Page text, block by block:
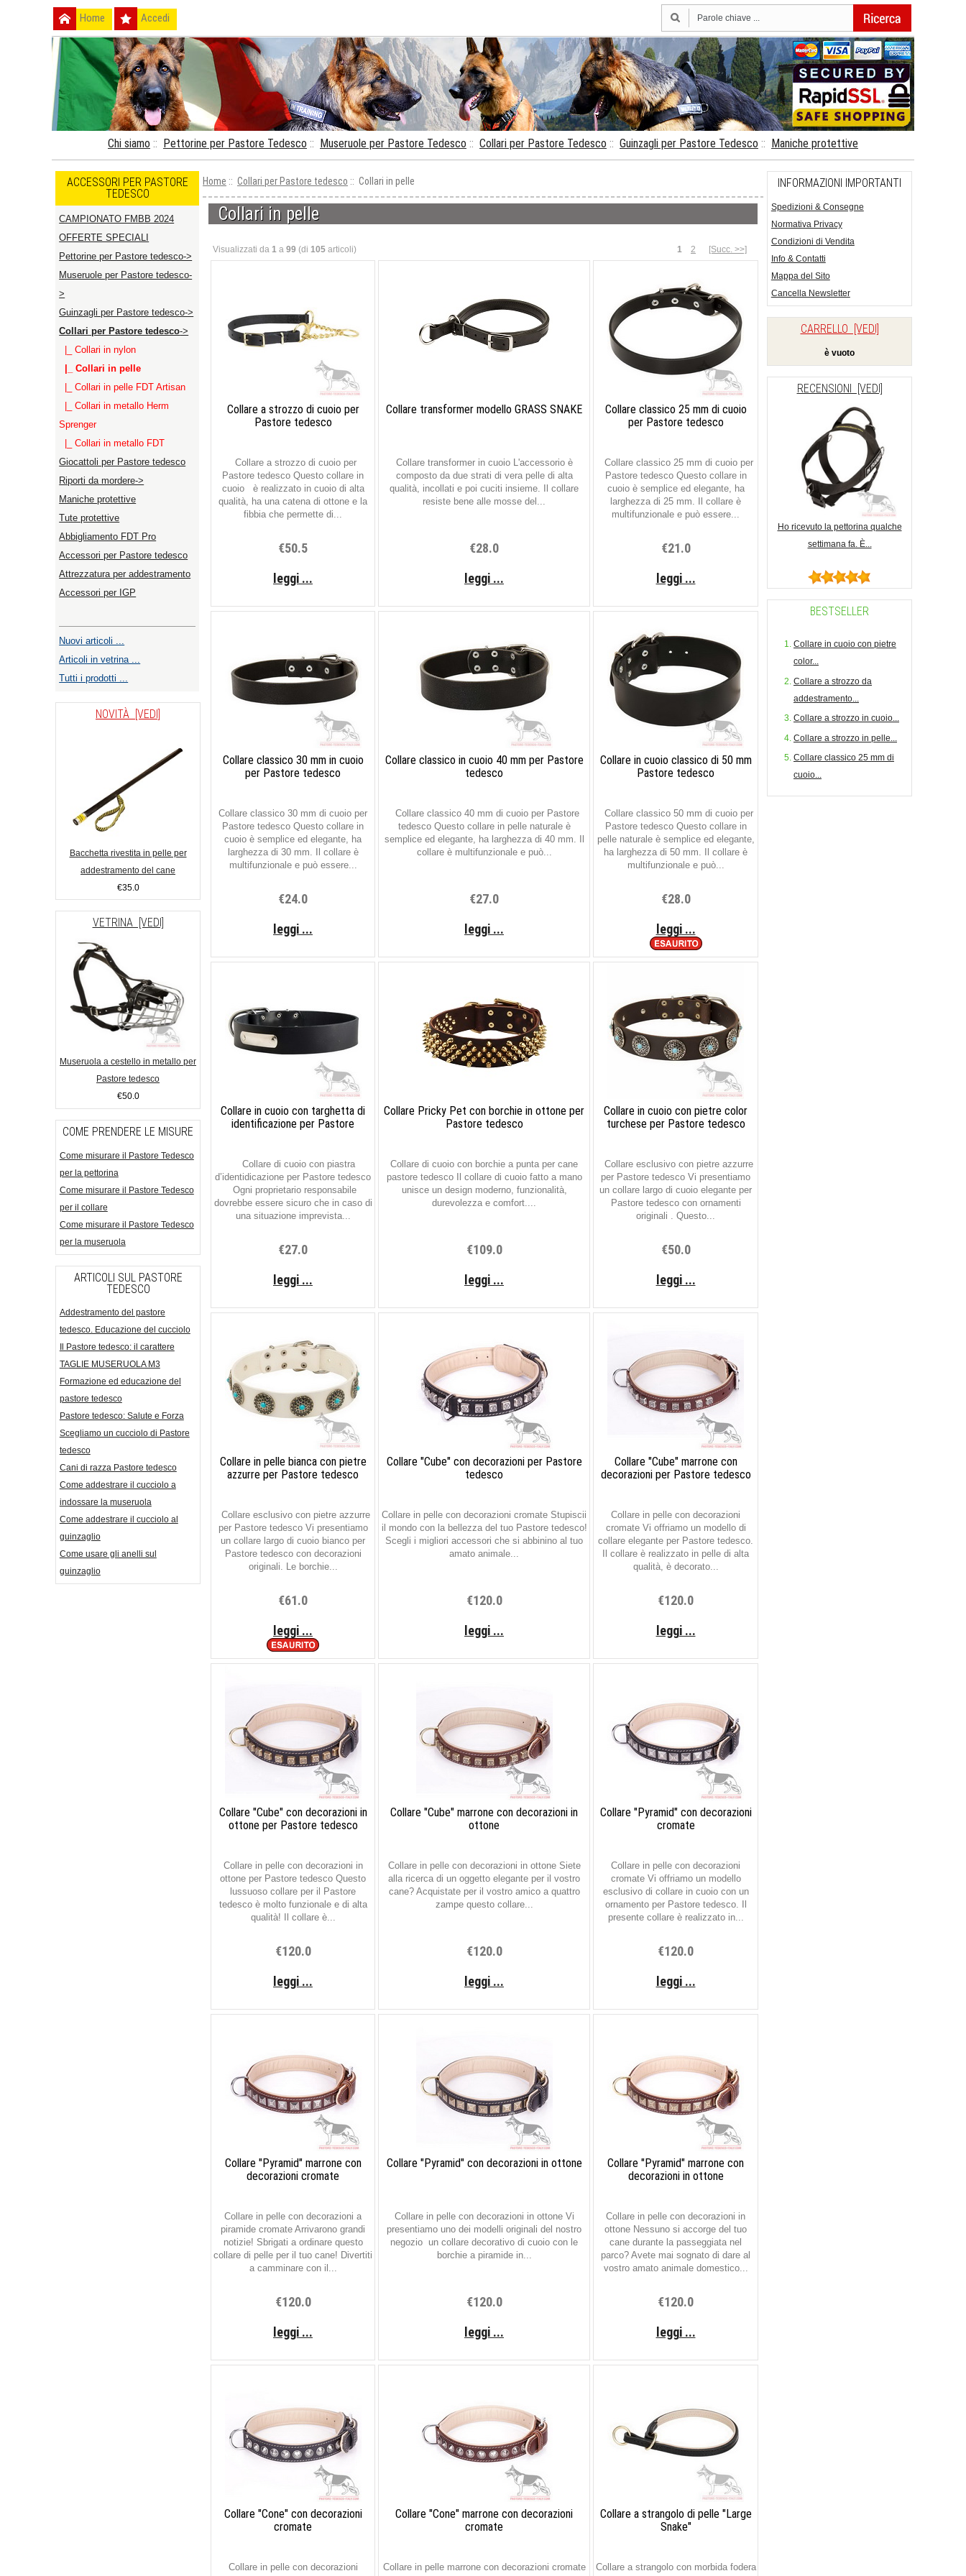
Home Accedi
Chi siamo :: Pettorine per Pastore Tedesco :: Museruole per Pastore Tedesco :: Collari per Pastore Tedesco :: Guinzagli per Pastore Tedesco :: Maniche protettive
ACCESSORI PER PASTORE
TEDESCO
CAMPIONATO FMBB 2024
OFFERTE SPECIALI
Pettorine per Pastore tedesco->
Museruole per Pastore tedesco-
>
Guinzagli per Pastore tedesco->
Collari per Pastore tedesco->
|_ Collari in nylon
|_ Collari in pelle
|_ Collari in pelle FDT Artisan
|_ Collari in metallo Herm
Sprenger
|_ Collari in metallo FDT
Giocattoli per Pastore tedesco
Riporti da mordere->
Maniche protettive
Tute protettive
Abbigliamento FDT Pro
Accessori per Pastore tedesco
Attrezzatura per addestramento
Accessori per IGP
Nuovi articoli ...
Articoli in vetrina ...
Tutti i prodotti ...
NOVITÀ [VEDI]
Bacchetta rivestita in pelle per
addestramento del cane
€35.0
VETRINA [VEDI]
Museruola a cestello in metallo per
Pastore tedesco
€50.0
COME PRENDERE LE MISURE
Come misurare il Pastore Tedesco
per la pettorina
Come misurare il Pastore Tedesco
per il collare
Come misurare il Pastore Tedesco
per la museruola
ARTICOLI SUL PASTORE
TEDESCO
Addestramento del pastore
tedesco. Educazione del cucciolo
Il Pastore tedesco: il carattere
TAGLIE MUSERUOLA M3
Formazione ed educazione del
pastore tedesco
Pastore tedesco: Salute e Forza
Scegliamo un cucciolo di Pastore
tedesco
Cani di razza Pastore tedesco
Come addestrare il cucciolo a
indossare la museruola
Come addestrare il cucciolo al
guinzaglio
Come usare gli anelli sul
guinzaglio
Home :: Collari per Pastore tedesco :: Collari in pelle
Collari in pelle
Visualizzati da 1 a 99 (di 105 articoli) 1 2 [Succ. >>]
Collare a strozzo di cuoio per
Pastore tedesco
Collare a strozzo di cuoio per
Pastore tedesco Questo collare in
cuoio è realizzato in cuoio di alta
qualità, ha una catena di ottone e la
fibbia che permette di...
€50.5
leggi ...
Collare transformer modello GRASS SNAKE
Collare transformer in cuoio L'accessorio è
composto da due strati di vera pelle di alta
qualità, incollati e poi cuciti insieme. Il collare
resiste bene alle mosse del...
€28.0
leggi ...
Collare classico 25 mm di cuoio
per Pastore tedesco
Collare classico 25 mm di cuoio per
Pastore tedesco Questo collare in
cuoio è semplice ed elegante, ha
larghezza di 25 mm. Il collare è
multifunzionale e può essere...
€21.0
leggi ...
Collare classico 30 mm in cuoio
per Pastore tedesco
Collare classico 30 mm di cuoio per
Pastore tedesco Questo collare in
cuoio è semplice ed elegante, ha
larghezza di 30 mm. Il collare è
multifunzionale e può essere...
€24.0
leggi ...
Collare classico in cuoio 40 mm per Pastore
tedesco
Collare classico 40 mm di cuoio per Pastore
tedesco Questo collare in pelle naturale è
semplice ed elegante, ha larghezza di 40 mm. Il
collare è multifunzionale e può...
€27.0
leggi ...
Collare in cuoio classico di 50 mm
Pastore tedesco
Collare classico 50 mm di cuoio per
Pastore tedesco Questo collare in
pelle naturale è semplice ed elegante,
ha larghezza di 50 mm. Il collare è
multifunzionale e può...
€28.0
leggi ...
Collare in cuoio con targhetta di
identificazione per Pastore
Collare di cuoio con piastra
d’identidicazione per Pastore tedesco
Ogni proprietario responsabile
dovrebbe essere sicuro che in caso di
una situazione imprevista...
€27.0
leggi ...
Collare Pricky Pet con borchie in ottone per
Pastore tedesco
Collare di cuoio con borchie a punta per cane
pastore tedesco Il collare di cuoio fatto a mano
unisce un design moderno, funzionalità,
durevolezza e comfort....
€109.0
leggi ...
Collare in cuoio con pietre color
turchese per Pastore tedesco
Collare esclusivo con pietre azzurre
per Pastore tedesco Vi presentiamo
un collare largo di cuoio elegante per
Pastore tedesco con ornamenti
originali . Questo...
€50.0
leggi ...
Collare in pelle bianca con pietre
azzurre per Pastore tedesco
Collare esclusivo con pietre azzurre
per Pastore tedesco Vi presentiamo
un collare largo di cuoio bianco per
Pastore tedesco con decorazioni
originali. Le borchie...
€61.0
leggi ...
Collare "Cube" con decorazioni per Pastore
tedesco
Collare in pelle con decorazioni cromate Stupiscii
il mondo con la bellezza del tuo Pastore tedesco!
Scegli i migliori accessori che si abbinino al tuo
amato animale...
€120.0
leggi ...
Collare "Cube" marrone con
decorazioni per Pastore tedesco
Collare in pelle con decorazioni
cromate Vi offriamo un modello di
collare elegante per Pastore tedesco.
Il collare è realizzato in pelle di alta
qualità, è decorato...
€120.0
leggi ...
Collare "Cube" con decorazioni in
ottone per Pastore tedesco
Collare in pelle con decorazioni in
ottone per Pastore tedesco Questo
lussuoso collare per il Pastore
tedesco è molto funzionale e di alta
qualità! Il collare è...
€120.0
leggi ...
Collare "Cube" marrone con decorazioni in
ottone
Collare in pelle con decorazioni in ottone Siete
alla ricerca di un oggetto elegante per il vostro
cane? Acquistate per il vostro amico a quattro
zampe questo collare...
€120.0
leggi ...
Collare "Pyramid" con decorazioni
cromate
Collare in pelle con decorazioni
cromate Vi offriamo un modello
esclusivo di collare in cuoio con un
ornamento per Pastore tedesco. Il
presente collare è realizzato in...
€120.0
leggi ...
Collare "Pyramid" marrone con
decorazioni cromate
Collare in pelle con decorazioni a
piramide cromate Arrivarono grandi
notizie! Sbrigati a ordinare questo
collare di pelle per il tuo cane! Divertiti
a camminare con il...
€120.0
leggi ...
Collare "Pyramid" con decorazioni in ottone
Collare in pelle con decorazioni in ottone Vi
presentiamo uno dei modelli originali del nostro
negozio un collare decorativo di cuoio con le
borchie a piramide in...
€120.0
leggi ...
Collare "Pyramid" marrone con
decorazioni in ottone
Collare in pelle con decorazioni in
ottone Nessuno si accorge del tuo
cane durante la passeggiata nel
parco? Avete mai sognato di dare al
vostro amato animale domestico...
€120.0
leggi ...
Collare "Cone" con decorazioni
cromate
Collare in pelle con decorazioni
Collare "Cone" marrone con decorazioni
cromate
Collare in pelle marrone con decorazioni cromate
Collare a strangolo di pelle "Large
Snake"
Collare a strangolo con morbida fodera
INFORMAZIONI IMPORTANTI
Spedizioni & Consegne
Normativa Privacy
Condizioni di Vendita
Info & Contatti
Mappa del Sito
Cancella Newsletter
CARRELLO [VEDI]
è vuoto
RECENSIONI [VEDI]
Ho ricevuto la pettorina qualche
settimana fa. È...
BESTSELLER
Collare in cuoio con pietre
color...
Collare a strozzo da
addestramento...
Collare a strozzo in cuoio...
Collare a strozzo in pelle...
Collare classico 25 mm di
cuoio...